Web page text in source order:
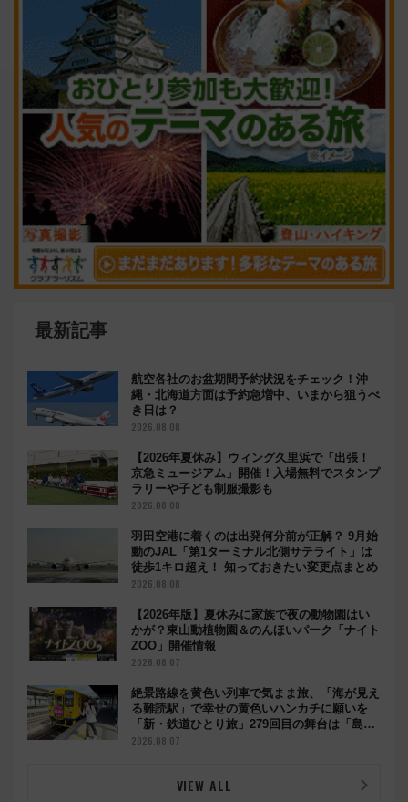
最新記事
航空各社のお盆期間予約状況をチェック！沖
縄・北海道方面は予約急増中、いまから狙うべ
き日は？
2026.08.08
【2026年夏休み】ウィング久里浜で「出張！
京急ミュージアム」開催！入場無料でスタンプ
ラリーや子ども制服撮影も
2026.08.08
羽田空港に着くのは出発何分前が正解？ 9月始
動のJAL「第1ターミナル北側サテライト」は
徒歩1キロ超え！ 知っておきたい変更点まとめ
2026.08.08
【2026年版】夏休みに家族で夜の動物園はい
かが？東山動植物園＆のんほいパーク「ナイト
ZOO」開催情報
2026.08.07
絶景路線を黄色い列車で気まま旅、「海が見え
る難読駅」で幸せの黄色いハンカチに願いを
「新・鉄道ひとり旅」279回目の舞台は「島原
鉄道」
2026.08.07
VIEW ALL